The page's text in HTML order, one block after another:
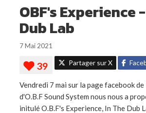
OBF's Experience
Dub Lab
7 Mai 2021
Partager sur X
Vendredi 7 mai sur la page facebook
d'O.B.F Sound System nous nous a
initulé O.B.F's Experience, In The Dub